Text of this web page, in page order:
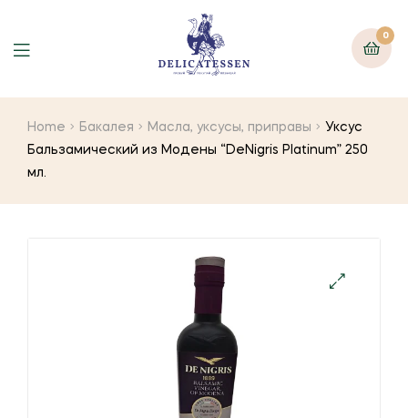
0
Home Бакалея Масла, уксусы, приправы
Уксус
Бальзамический из Модены “DeNigris Platinum” 250
мл.